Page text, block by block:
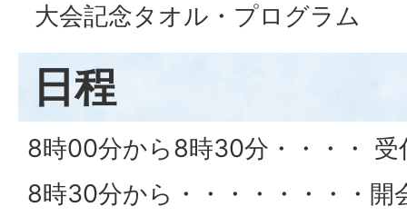
大会記念タオル・プログラム
日程
8時00分から8時30分・・・・ 受
8時30分から・・・・・・・・開